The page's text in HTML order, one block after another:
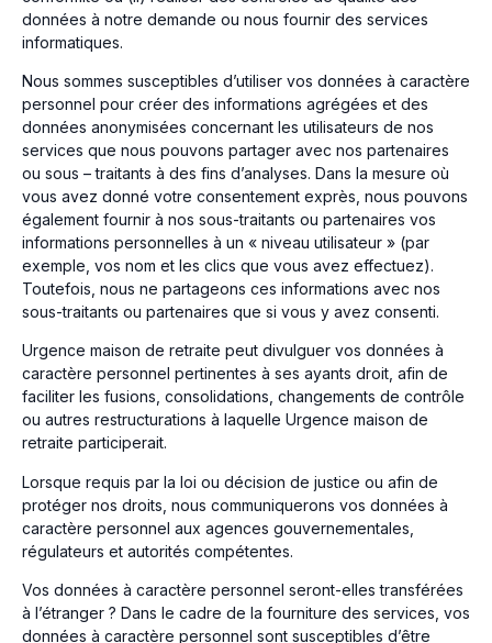
données à notre demande ou nous fournir des services
informatiques.
Nous sommes susceptibles d’utiliser vos données à caractère
personnel pour créer des informations agrégées et des
données anonymisées concernant les utilisateurs de nos
services que nous pouvons partager avec nos partenaires
ou sous – traitants à des fins d’analyses. Dans la mesure où
vous avez donné votre consentement exprès, nous pouvons
également fournir à nos sous-traitants ou partenaires vos
informations personnelles à un « niveau utilisateur » (par
exemple, vos nom et les clics que vous avez effectuez).
Toutefois, nous ne partageons ces informations avec nos
sous-traitants ou partenaires que si vous y avez consenti.
Urgence maison de retraite peut divulguer vos données à
caractère personnel pertinentes à ses ayants droit, afin de
faciliter les fusions, consolidations, changements de contrôle
ou autres restructurations à laquelle Urgence maison de
retraite participerait.
Lorsque requis par la loi ou décision de justice ou afin de
protéger nos droits, nous communiquerons vos données à
caractère personnel aux agences gouvernementales,
régulateurs et autorités compétentes.
Vos données à caractère personnel seront-elles transférées
à l’étranger ? Dans le cadre de la fourniture des services, vos
données à caractère personnel sont susceptibles d’être